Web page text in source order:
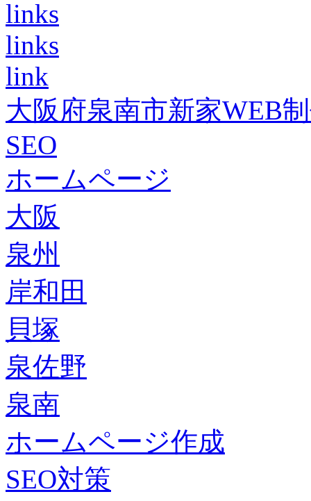
links
links
link
大阪府泉南市新家WEB
SEO
ホームページ
大阪
泉州
岸和田
貝塚
泉佐野
泉南
ホームページ作成
SEO対策